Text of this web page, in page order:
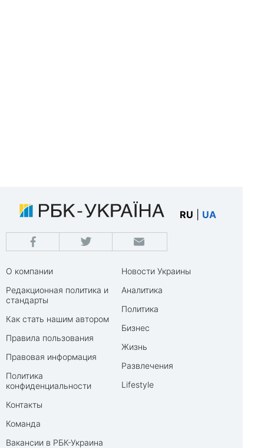
RU UA
О компании
Редакционная политика и
стандарты
Как стать нашим автором
Правила пользования
Правовая информация
Политика
конфиденциальности
Контакты
Команда
Вакансии в РБК-Украина
Новости Украины
Аналитика
Политика
Бизнес
Жизнь
Развлечения
Lifestyle